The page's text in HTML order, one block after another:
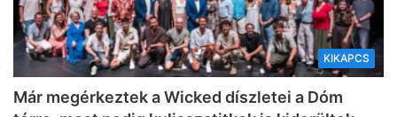
KIKAPCS
Már megérkeztek a Wicked díszletei a Dóm